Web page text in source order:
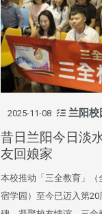
2025-11-08 兰阳校
昔日兰阳今日淡
友回娘家
本校推动「三全教育」
宿学园）至今已迈入第